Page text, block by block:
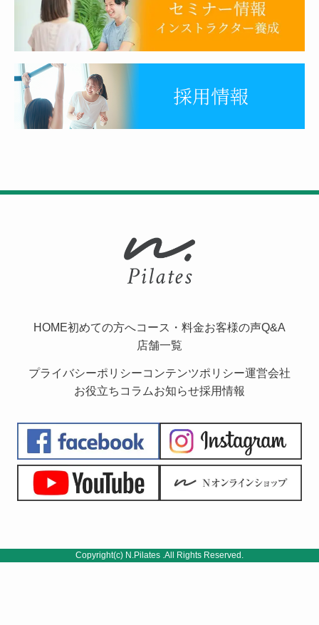
HOME初めての方へコース・料金お客様の声Q&A
店舗一覧
プライバシーポリシーコンテンツポリシー運営会社
お役立ちコラムお知らせ採用情報
Copyright(c) N.Pilates .All Rights Reserved.